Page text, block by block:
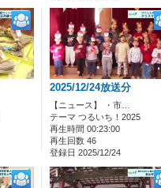
2025/12/24放送分
【ニュース】 ・市…
テーマ つるいち！2025
再生時間 00:23:00
再生回数 46
登録日 2025/12/24